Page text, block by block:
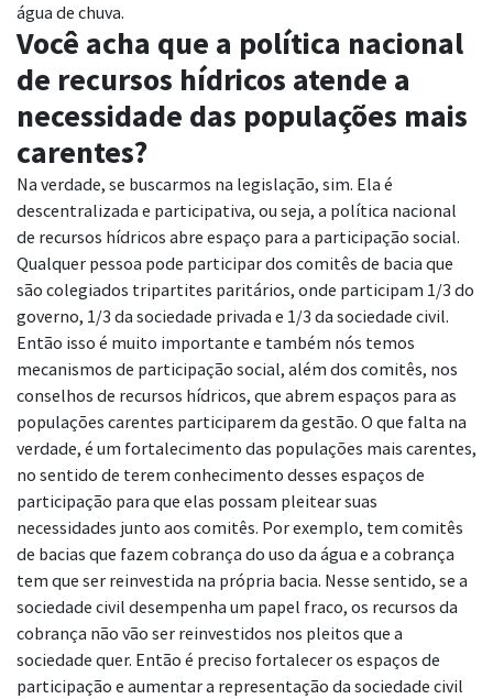
água de chuva.
Você acha que a política nacional
de recursos hídricos atende a
necessidade das populações mais
carentes?
Na verdade, se buscarmos na legislação, sim. Ela é
descentralizada e participativa, ou seja, a política nacional
de recursos hídricos abre espaço para a participação social.
Qualquer pessoa pode participar dos comitês de bacia que
são colegiados tripartites paritários, onde participam 1/3 do
governo, 1/3 da sociedade privada e 1/3 da sociedade civil.
Então isso é muito importante e também nós temos
mecanismos de participação social, além dos comitês, nos
conselhos de recursos hídricos, que abrem espaços para as
populações carentes participarem da gestão. O que falta na
verdade, é um fortalecimento das populações mais carentes,
no sentido de terem conhecimento desses espaços de
participação para que elas possam pleitear suas
necessidades junto aos comitês. Por exemplo, tem comitês
de bacias que fazem cobrança do uso da água e a cobrança
tem que ser reinvestida na própria bacia. Nesse sentido, se a
sociedade civil desempenha um papel fraco, os recursos da
cobrança não vão ser reinvestidos nos pleitos que a
sociedade quer. Então é preciso fortalecer os espaços de
participação e aumentar a representação da sociedade civil